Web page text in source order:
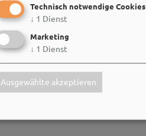
Technisch notwendige Cookies
↓ 1 Dienst
Marketing
↓ 1 Dienst
Ausgewählte akzeptieren